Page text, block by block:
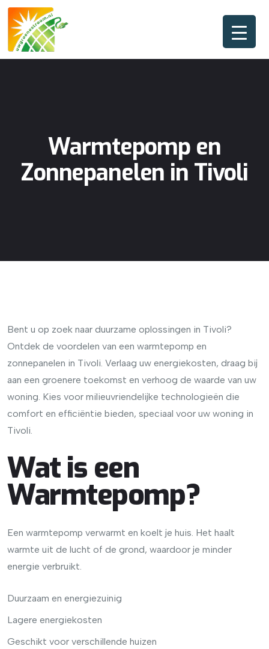
Warmtepomp en
Zonnepanelen in Tivoli
Bent u op zoek naar duurzame oplossingen in Tivoli?
Ontdek de voordelen van een warmtepomp en
zonnepanelen in Tivoli. Verlaag uw energiekosten, draag bij
aan een groenere toekomst en verhoog de waarde van uw
woning. Kies voor milieuvriendelijke technologieën die
comfort en efficiëntie bieden, speciaal voor uw woning in
Tivoli.
Wat is een
Warmtepomp?
Een warmtepomp verwarmt en koelt je huis. Het haalt
warmte uit de lucht of de grond, waardoor je minder
energie verbruikt.
Duurzaam en energiezuinig
Lagere energiekosten
Geschikt voor verschillende huizen